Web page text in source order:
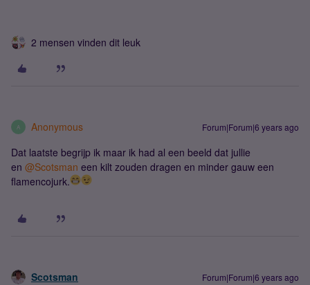
2 mensen vinden dit leuk
A Anonymous Forum|Forum|6 years ago
Dat laatste begrijp ik maar ik had al een beeld dat jullie
en @Scotsman een kilt zouden dragen en minder gauw een
flamencojurk.
Scotsman Forum|Forum|6 years ago